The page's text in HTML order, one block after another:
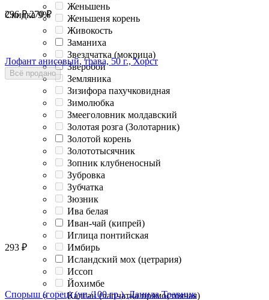
Женьшень
Женьшеня корень
Живокость
Заманиха
Звездчатка (мокрица)
Зверобой
Земляника
Зизифора пахучковидная
Зимолюбка
Змееголовник молдавский
Золотая розга (Золотарник)
Золотой корень
Золототысячник
Зопник клубненосный
Зубровка
Зубчатка
Зюзник
Ива белая
Иван-чай (кипрей)
Иглица понтийская
Имбирь
Исландский мох (цетрария)
Иссоп
Йохимбе
Калган (лапчатка прямостоячая)
Скидка9%
296 ₽ 270 ₽
Лофант анисовый, трава, 50 г., Хорст
Всё продано
293 ₽
Спорыш (горец) (уп./100 гр.), Данила Травник